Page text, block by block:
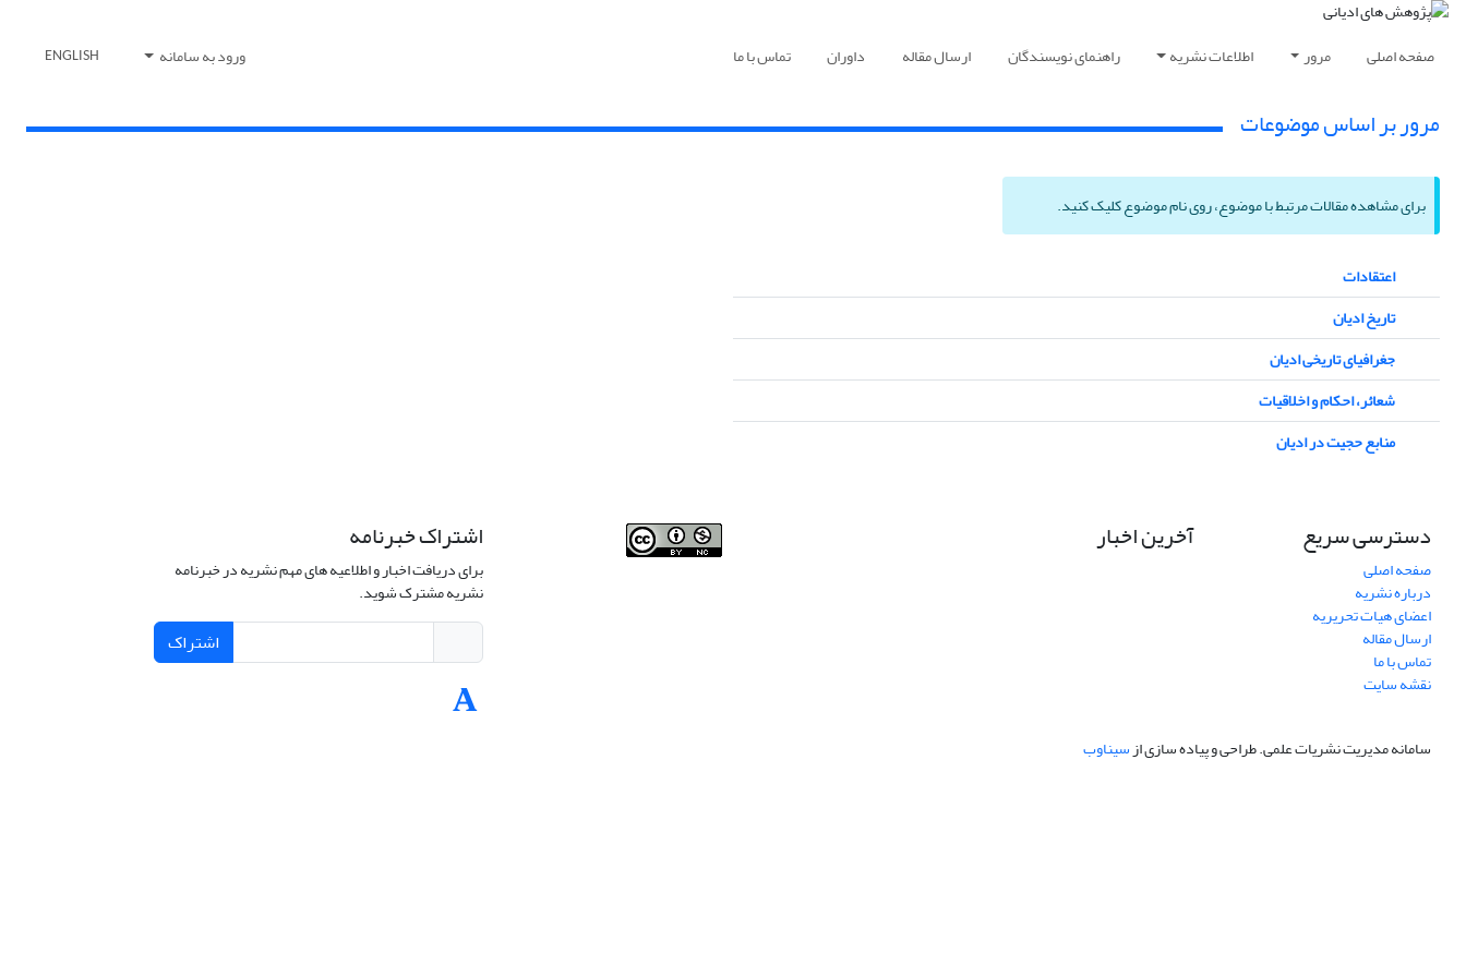
صفحه اصلی مرور اطلاعات نشریه راهنمای نویسندگان ارسال مقاله داوران تماس با ما ورود به سامانه ENGLISH
مرور بر اساس موضوعات
برای مشاهده مقالات مرتبط با موضوع، روی نام موضوع کلیک کنید.
اعتقادات
تاریخ ادیان
جغرافیای تاریخی ادیان
شعائر، احکام و اخلاقیات
منابع حجیت در ادیان
دسترسی سریع
صفحه اصلی
درباره نشریه
اعضای هیات تحریریه
ارسال مقاله
تماس با ما
نقشه سایت
آخرین اخبار اشتراک خبرنامه
برای دریافت اخبار و اطلاعیه های مهم نشریه در خبرنامه
نشریه مشترک شوید.
اشتراک
سامانه مدیریت نشریات علمی.طراحی و پیاده سازی ازسیناوب